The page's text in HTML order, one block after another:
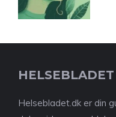
HELSEBLADET
Helsebladet.dk er din